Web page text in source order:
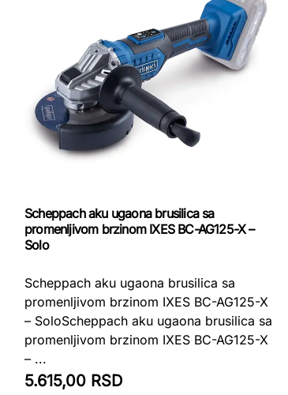
Scheppach aku ugaona brusilica sa
promenljivom brzinom IXES BC-AG125-X –
Solo
Scheppach aku ugaona brusilica sa
promenljivom brzinom IXES BC-AG125-X
– SoloScheppach aku ugaona brusilica sa
promenljivom brzinom IXES BC-AG125-X
– ...
5.615,00 RSD